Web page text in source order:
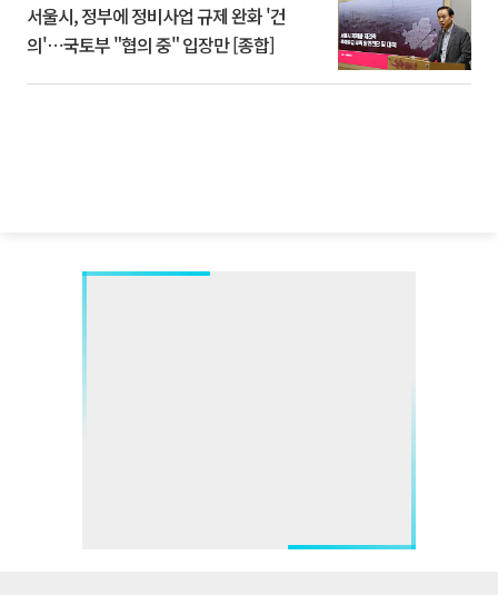
서울시, 정부에 정비사업 규제 완화 '건
의'⋯국토부 "협의 중" 입장만 [종합]